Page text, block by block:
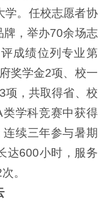
学。任校志愿者协
牌，举办70余场志
成绩位列专业第
奖学金2项、校一
项，共取得省、校
类学科竞赛中获得
续三年参与暑期
达600小时，服务
。